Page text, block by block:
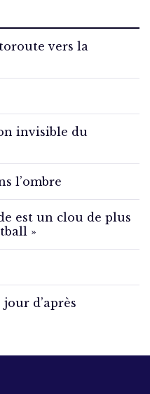
vers la
invisible du
l’ombre
est un clou de plus
»
d’après